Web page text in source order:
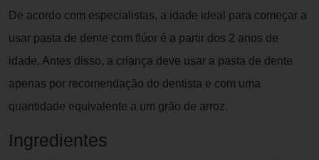
De acordo com especialistas, a idade ideal para começar a
usar pasta de dente com flúor é a partir dos 2 anos de
idade. Antes disso, a criança deve usar a pasta de dente
apenas por recomendação do dentista e com uma
quantidade equivalente a um grão de arroz.
Ingredientes